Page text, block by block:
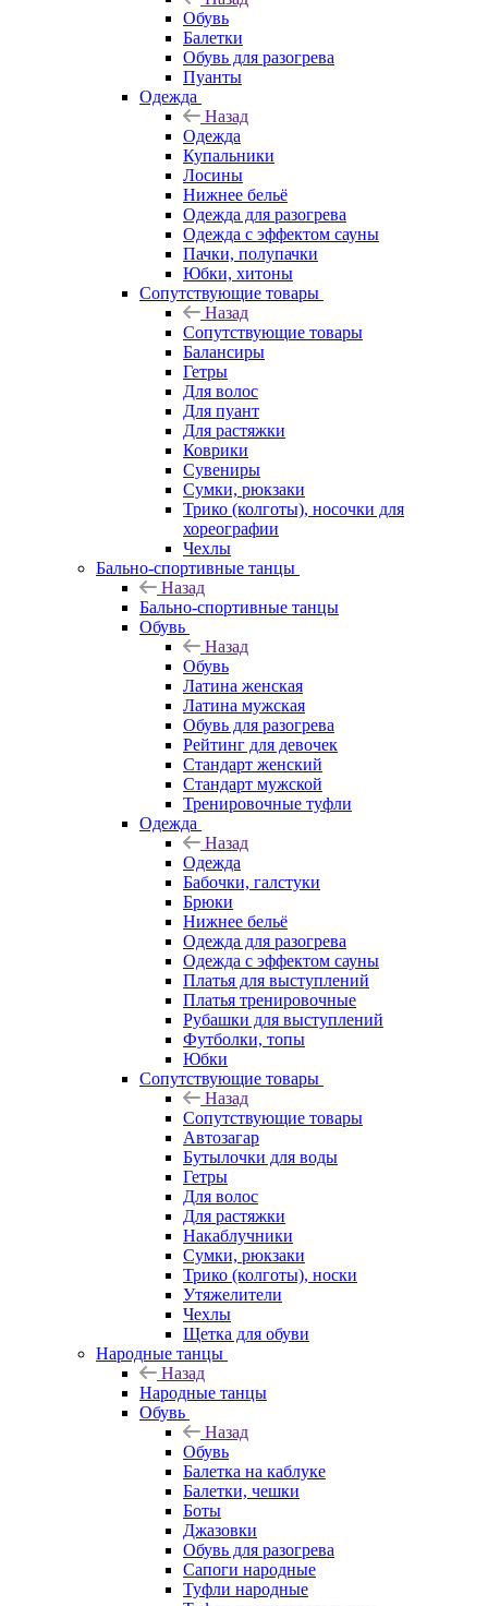
Обувь
Балетки
Обувь для разогрева
Пуанты
Одежда
Назад
Одежда
Купальники
Лосины
Нижнее бельё
Одежда для разогрева
Одежда с эффектом сауны
Пачки, полупачки
Юбки, хитоны
Сопутствующие товары
Назад
Сопутствующие товары
Балансиры
Гетры
Для волос
Для пуант
Для растяжки
Коврики
Сувениры
Сумки, рюкзаки
Трико (колготы), носочки для
хореографии
Чехлы
Бально-спортивные танцы
Назад
Бально-спортивные танцы
Обувь
Назад
Обувь
Латина женская
Латина мужская
Обувь для разогрева
Рейтинг для девочек
Стандарт женский
Стандарт мужской
Тренировочные туфли
Одежда
Назад
Одежда
Бабочки, галстуки
Брюки
Нижнее бельё
Одежда для разогрева
Одежда с эффектом сауны
Платья для выступлений
Платья тренировочные
Рубашки для выступлений
Футболки, топы
Юбки
Сопутствующие товары
Назад
Сопутствующие товары
Автозагар
Бутылочки для воды
Гетры
Для волос
Для растяжки
Накаблучники
Сумки, рюкзаки
Трико (колготы), носки
Утяжелители
Чехлы
Щетка для обуви
Народные танцы
Назад
Народные танцы
Обувь
Назад
Обувь
Балетка на каблуке
Балетки, чешки
Боты
Джазовки
Обувь для разогрева
Сапоги народные
Туфли народные